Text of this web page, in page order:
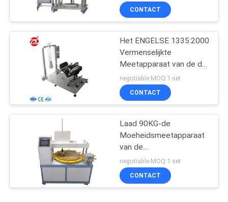
CONTACT
Het ENGELSE 1335:2000
Vermenselijkte
Meetapparaat van de de
Stoel Achter
Achterwaartse
Duurzaamheid van de
negotiable MOQ:1 set
CONTACT
Laad 90KG-de
Moeheidsmeetapparaat
van de
Gietmachineschuring, het
Meetapparaat van de de
Gietmachinemethode
negotiable MOQ:1 set
CONTACT